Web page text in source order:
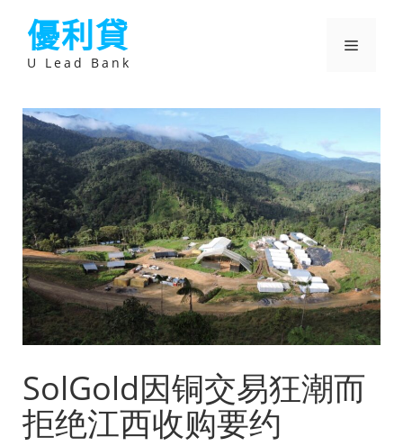
優利貸
U Lead Bank
選
SolGold因铜交易狂潮而
拒绝江西收购要约